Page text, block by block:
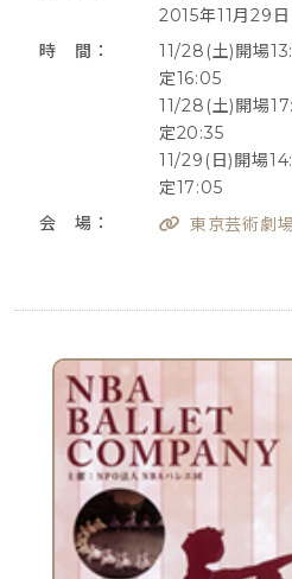
2015年11月29日
時 間：
11/28(土)開場
定16:05
11/28(土)開場
定20:35
11/29(日)開場
定17:05
会 場：
東京芸術劇場